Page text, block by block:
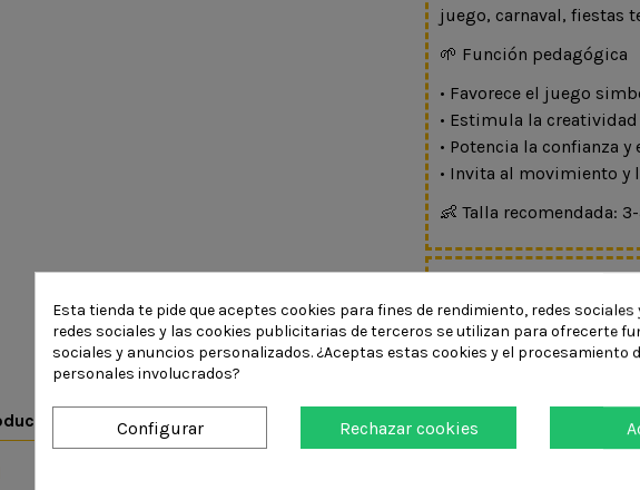
juego, carnaval, fiestas
🌱 Función pedagógica
• Favorece el juego
• Estimula la
• Potencia la confianza
• Invita al movimiento y
👶 Talla recomendada:
también compraron:
Esta tienda te pide que aceptes cookies para fines de rendimiento, redes sociales
redes sociales y las cookies publicitarias de terceros se utilizan para ofrecerte
sociales y anuncios personalizados. ¿Aceptas estas cookies y el procesamiento
personales involucrados?
Rechazar cookies
Configurar